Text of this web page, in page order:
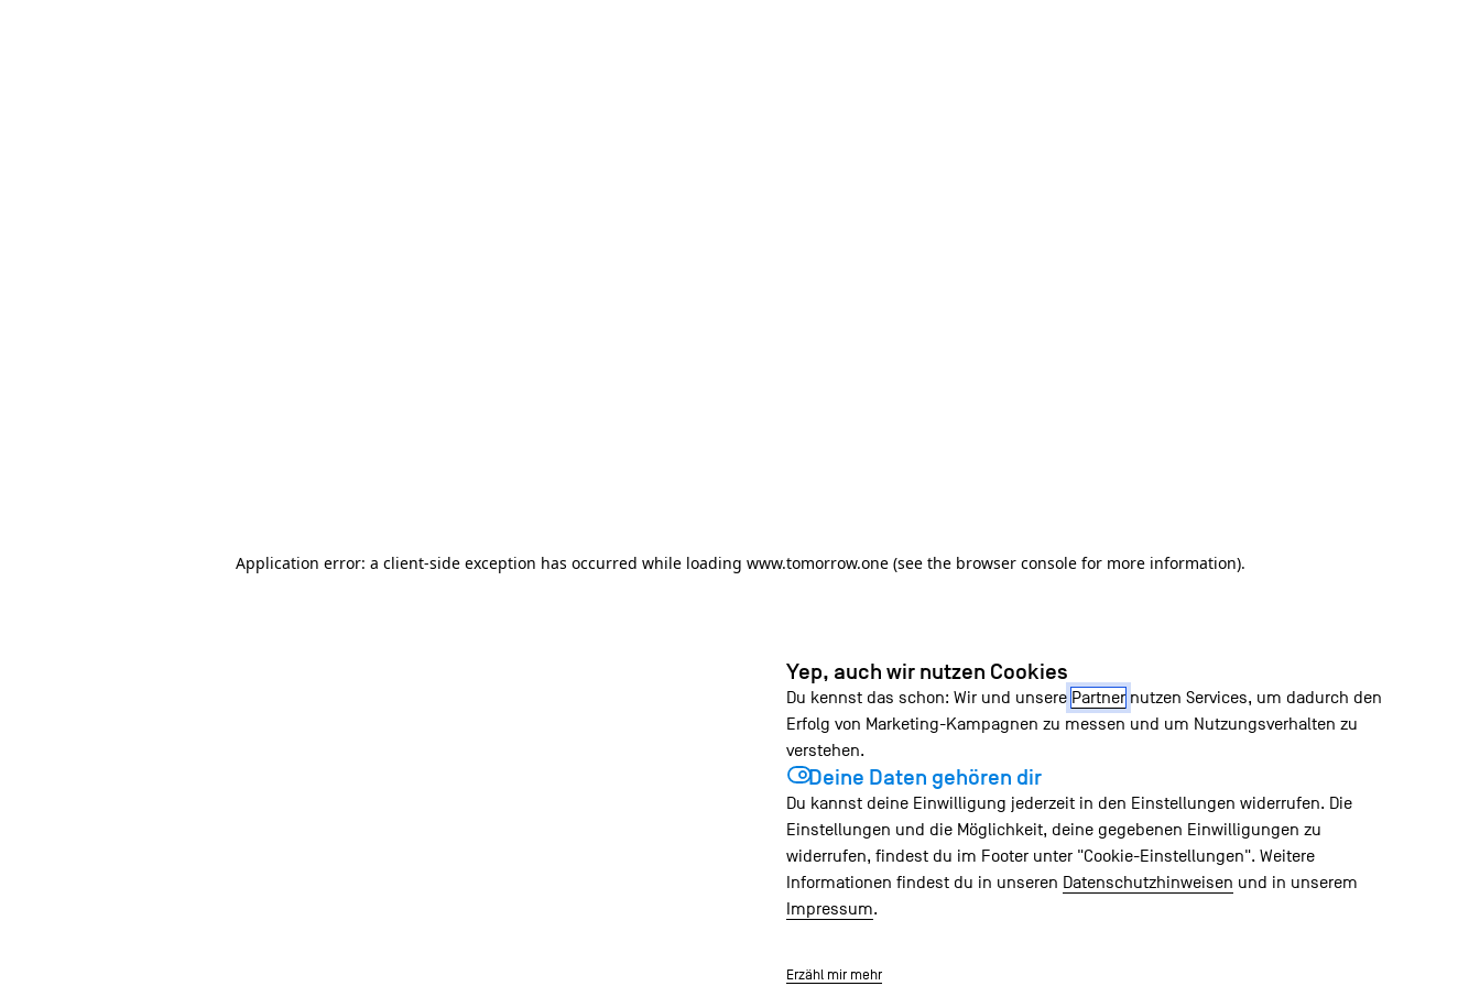
Application error: a client-side exception has occurred while loading www.tomorrow.one (see the browser console for more information).
Yep, auch wir nutzen Cookies
Du kennst das schon: Wir und unsere Partnernutzen Services, um dadurch den
Erfolg von Marketing-Kampagnen zu messen und um Nutzungsverhalten zu
verstehen.
Deine Daten gehören dir
Du kannst deine Einwilligung jederzeit in den Einstellungen widerrufen. Die
Einstellungen und die Möglichkeit, deine gegebenen Einwilligungen zu
widerrufen, findest du im Footer unter "Cookie-Einstellungen". Weitere
Informationen findest du in unseren Datenschutzhinweisen und in unserem
Impressum.
Erzähl mir mehr